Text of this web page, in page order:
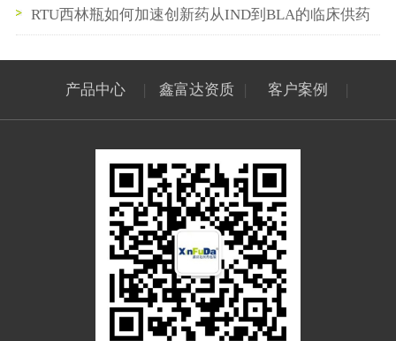
RTU西林瓶如何加速创新药从IND到BLA的临床供药
产品中心 | 鑫富达资质 | 客户案例 |